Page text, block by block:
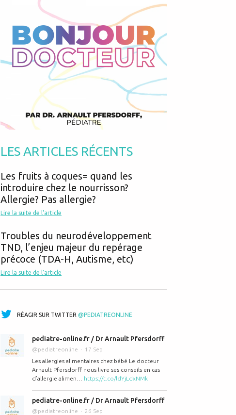
Podcasts
Protection enfance
Psycho social
psychologie
Vacances
Vaccins
Vision
Voyages
LES ARTICLES RÉCENTS
Les fruits à coques= quand les
introduire chez le nourrisson?
Allergie? Pas allergie?
Lire la suite de l'article
Troubles du neurodéveloppement
TND, l’enjeu majeur du repérage
précoce (TDA-H, Autisme, etc)
Lire la suite de l'article
RÉAGIR SUR TWITTER @PEDIATREONLINE
pediatre-online.fr / Dr Arnault Pfersdorff
@pediatreonline
17 Sep
Les allergies alimentaires chez bébé Le docteur
Arnault Pfersdorff nous livre ses conseils en cas
d’allergie alimen… https://t.co/ldYjLdxNMk
pediatre-online.fr / Dr Arnault Pfersdorff
@pediatreonline
26 Sep